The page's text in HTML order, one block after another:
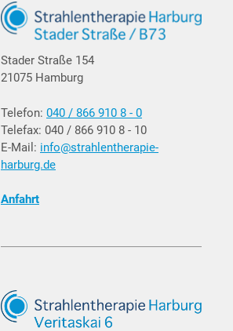
Stader Straße 154
21075 Hamburg
Telefon: 040 / 866 910 8 - 0
Telefax: 040 / 866 910 8 - 10
E-Mail: info@strahlentherapie-
harburg.de
Anfahrt